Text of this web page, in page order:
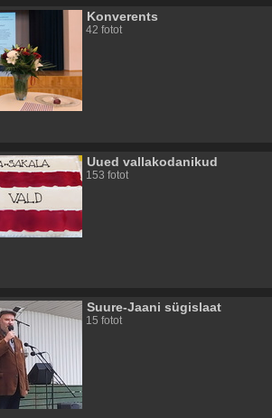
Konverents
42 fotot
Uued vallakodanikud
153 fotot
Suure-Jaani sügislaat
15 fotot